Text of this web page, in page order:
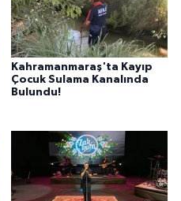
Kahramanmaraş'ta Kayıp
Çocuk Sulama Kanalında
Bulundu!